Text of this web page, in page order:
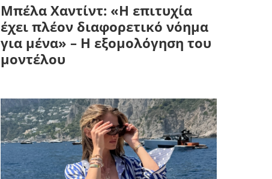
Μπέλα Χαντίντ: «Η επιτυχία
έχει πλέον διαφορετικό νόημα
για μένα» – Η εξομολόγηση του
μοντέλου